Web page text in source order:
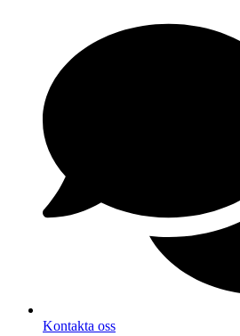
Kontakta oss